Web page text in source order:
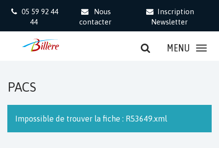
05 59 92 44
44
Nous
contacter
Inscription
Newsletter
MENU
PACS
Impossible de trouver la fiche : R53649.xml